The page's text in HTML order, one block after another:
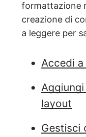
formattazione
creazione di
a leggere per
Accedi
layout
Gestisci